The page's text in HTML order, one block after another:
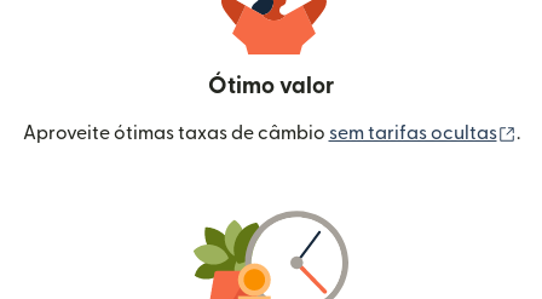
Ótimo valor
Aproveite ótimas taxas de câmbio sem tarifas ocultas .